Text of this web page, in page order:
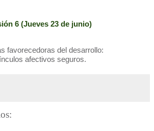
6 (Jueves 23de junio)
favorecedoras del desarrollo:
afectivos seguros.